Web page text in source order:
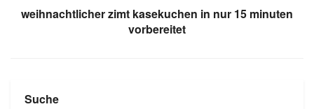
weihnachtlicher zimt kasekuchen in nur 15 minuten
vorbereitet
Suche